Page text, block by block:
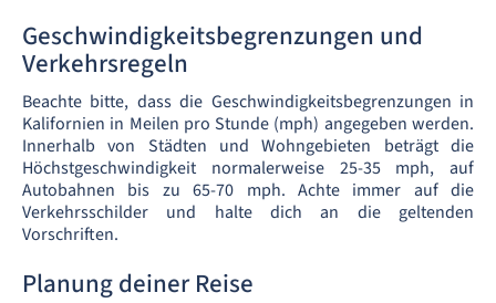
Geschwindigkeitsbegrenzungen und
Verkehrsregeln
Beachte bitte, dass die Geschwindigkeitsbegrenzungen in
Kalifornien in Meilen pro Stunde (mph) angegeben werden.
Innerhalb von Städten und Wohngebieten beträgt die
Höchstgeschwindigkeit normalerweise 25-35 mph, auf
Autobahnen bis zu 65-70 mph. Achte immer auf die
Verkehrsschilder und halte dich an die geltenden
Vorschriften.
Planung deiner Reise